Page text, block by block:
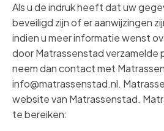
Als u de indruk heeft dat uw
beveiligd zijn of er aanwijzingen
indien u meer informatie wenst
door Matrassenstad verzamelde
neem dan contact met
info@matrassenstad.nl.
website van Matrassenstad.
te bereiken: